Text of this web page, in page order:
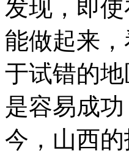
发现，即
能做起来
于试错的
是容易成
今，山西